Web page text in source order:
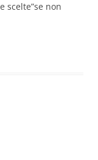
scelte”se non